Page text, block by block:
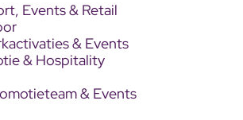
Events & Retail
& Events
& Hospitality
& Events